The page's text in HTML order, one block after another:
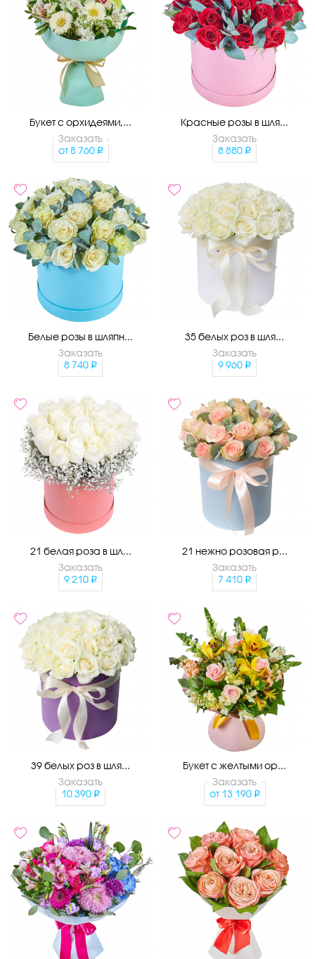
Букет с орхидеями,...
Заказать
от 8 760
Красные розы в шля...
Заказать
8 880
Белые розы в шляпн...
Заказать
8 740
35 белых роз в шля...
Заказать
9 960
21 белая роза в шл...
Заказать
9 210
21 нежно розовая р...
Заказать
7 410
39 белых роз в шля...
Заказать
10 390
Букет с желтыми ор...
Заказать
от 13 190